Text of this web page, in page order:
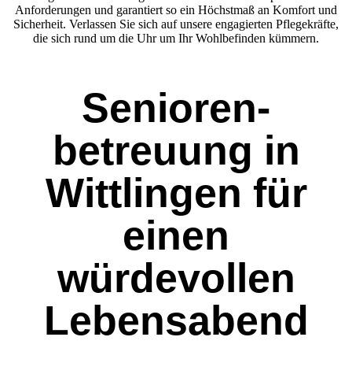
Anforderungen und garantiert so ein Höchstmaß an Komfort und
Sicherheit. Verlassen Sie sich auf unsere engagierten Pflegekräfte,
die sich rund um die Uhr um Ihr Wohlbefinden kümmern.
Senioren­
betreuung in
Wittlingen für
einen
würdevollen
Lebensabend